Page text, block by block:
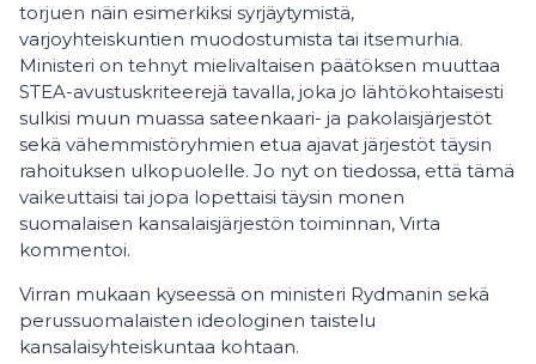
torjuen näin esimerkiksi syrjäytymistä,
varjoyhteiskuntien muodostumista tai itsemurhia.
Ministeri on tehnyt mielivaltaisen päätöksen muuttaa
STEA-avustuskriteerejä tavalla, joka jo lähtökohtaisesti
sulkisi muun muassa sateenkaari- ja pakolaisjärjestöt
sekä vähemmistöryhmien etua ajavat järjestöt täysin
rahoituksen ulkopuolelle. Jo nyt on tiedossa, että tämä
vaikeuttaisi tai jopa lopettaisi täysin monen
suomalaisen kansalaisjärjestön toiminnan, Virta
kommentoi.
Virran mukaan kyseessä on ministeri Rydmanin sekä
perussuomalaisten ideologinen taistelu
kansalaisyhteiskuntaa kohtaan.